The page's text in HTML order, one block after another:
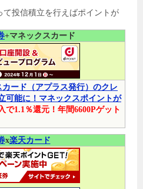
て投信積立を行えばポイントが
+マネックスカード
ード（アプラス発行）のクレ
可能に！マネックスポイントが
で1.1％還元！年間6600Pゲット
x楽天カード